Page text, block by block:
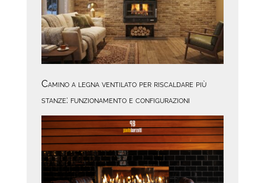
Camino a legna ventilato per riscaldare più
stanze: funzionamento e configurazioni